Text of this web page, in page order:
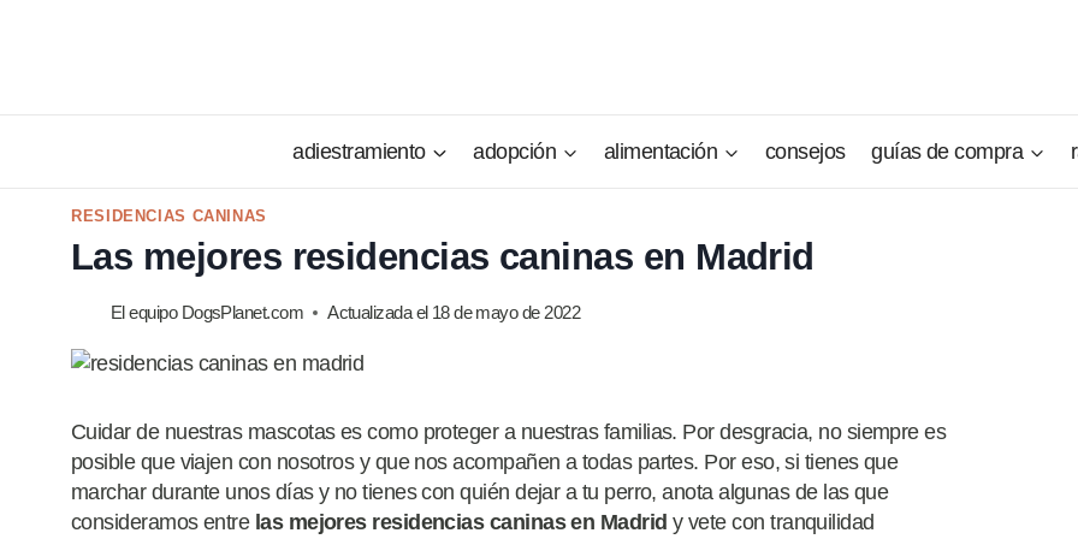
adiestramiento adopción alimentación consejos guías de compra
RESIDENCIAS CANINAS
Las mejores residencias caninas en Madrid
El equipo DogsPlanet.com Actualizada el 18 de mayo de 2022
Cuidar de nuestras mascotas es como proteger a nuestras familias. Por desgracia, no siempre es
posible que viajen con nosotros y que nos acompañen a todas partes. Por eso, si tienes que
marchar durante unos días y no tienes con quién dejar a tu perro, anota algunas de las que
consideramos entre las mejores residencias caninas en Madrid y vete con tranquilidad